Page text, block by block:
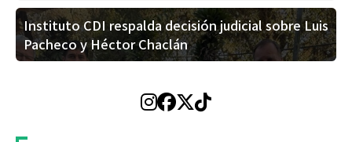
Instituto CDI respalda decisión judicial sobre Luis
Pacheco y Héctor Chaclán